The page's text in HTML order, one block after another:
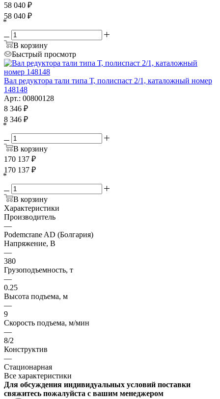
58 040 ₽
58 040 ₽
*
В корзину
Быстрый просмотр
Вал редуктора тали типа Т, полиспаст 2/1, каталожный номер
148148
Арт.: 00800128
8 346 ₽
8 346 ₽
*
В корзину
170 137 ₽
170 137 ₽
*
В корзину
Характеристики
Производитель
—
Podemcrane AD (Болгария)
Напряжение, В
—
380
Грузоподъемность, т
—
0.25
Высота подъема, м
—
9
Скорость подъема, м/мин
—
8/2
Конструктив
—
Стационарная
Все характеристики
Для обсуждения индивидуальных условий поставки
свяжитесь пожалуйста с вашим менеджером